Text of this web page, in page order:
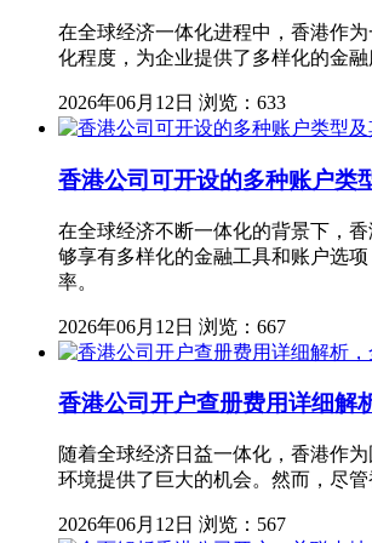
在全球经济一体化进程中，香港作
化程度，为企业提供了多样化的金
2026年06月12日 浏览：633
香港公司可开设的多种账户类
在全球经济不断一体化的背景下，
够享有多样化的金融工具和账户选
率。
2026年06月12日 浏览：667
香港公司开户查册费用详细解
随着全球经济日益一体化，香港作
环境提供了巨大的机会。然而，尽
2026年06月12日 浏览：567